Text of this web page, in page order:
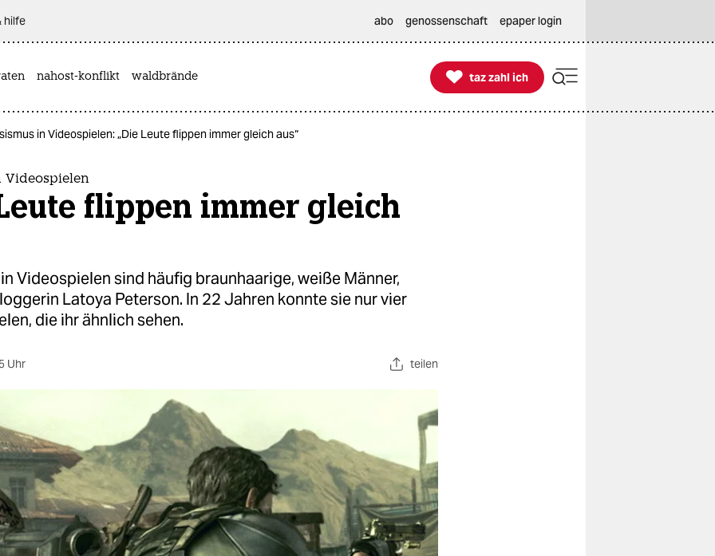
hilfe abo genossenschaft epaper login
nahost-konflikt waldbrände 
taz zahl ich
taz zahl ich
in Videospielen: „Die Leute flippen immer gleich aus“
Videospielen
flippen immer gleich
Videospielen sind häufig braunhaarige, weiße Männer,
Latoya Peterson. In 22 Jahren konnte sie nur vier
die ihr ähnlich sehen.
Uhr teilen